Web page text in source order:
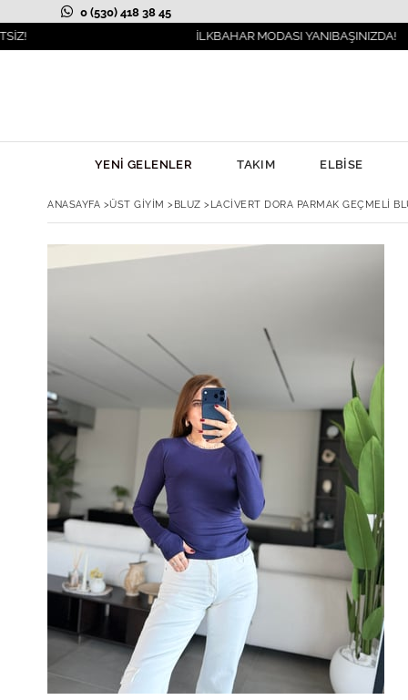
0 (530) 418 38 45
İLKBAHAR MODASI YANIBAŞINIZDA!
YENİ GELENLER TAKIM ELBİSE
ANASAYFA >ÜST GİYİM > BLUZ > LACIVERT DORA PARMAK GEÇMELI